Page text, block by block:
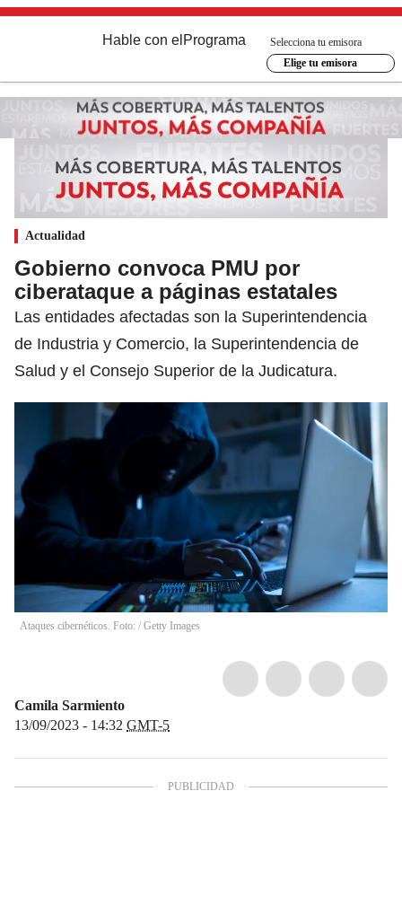
Hable con el Programa
Selecciona tu emisora
Elige tu emisora
Actualidad
Gobierno convoca PMU por
ciberataque a páginas estatales
Las entidades afectadas son la Superintendencia
de Industria y Comercio, la Superintendencia de
Salud y el Consejo Superior de la Judicatura.
Ataques cibernéticos. Foto: / Getty Images
Camila Sarmiento
13/09/2023 - 14:32 GMT-5